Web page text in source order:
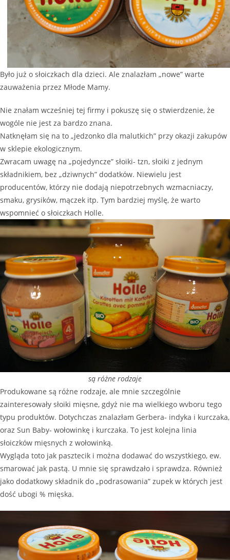
Było już o słoiczkach dla dzieci. Ale znalazłam „nowe” warte
zauważenia przez Młode Mamy.
Nie znałam wcześniej tej firmy i pokuszę się o stwierdzenie, że
wogóle nie jest za bardzo znana.
Natknęłam się na to „jedzonko dla malutkich” przy okazji zakupów
w sklepie ekologicznym.
Zwracam uwagę na „pojedyncze” słoiki- tzn, słoiki z jednym
składnikiem, bez „dziwnych” dodatków. Niewielu jest
producentów, którzy nie dodają niepotrzebnych wzmacniaczy,
smaku, grysików, mączek itp. Tym bardziej myślę, że warto
wspomnieć o słoiczkach Holle.
są różne rodzaje
Produkowane są różne rodzaje, ale mnie szczególnie
zainteresowały słoiki mięsne, gdyż nie ma wielkiego wvboru tego
typu produktów. Dotychczas znalazłam Gerbera- indyka i kurczaka,
oraz Sun Baby- wołowinkę i kurczaka. To jest kolejna linia
słoiczków mięsnych z wołowinką.
Wygląda toto jak pasztecik i można dodawać do wszystkiego, ew.
smarować jak pastą. U mnie się sprawdzało i sprawdza. Również
jako dodatkowy składnik do „podrasowania” zupek w których jest
dość ubogi % mięska.